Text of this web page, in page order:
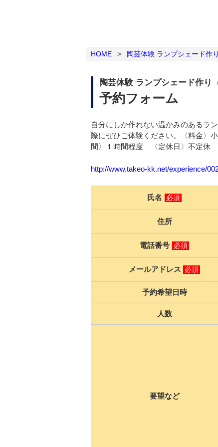
HOME > 陶芸体験 ランプシェード作
陶芸体験 ランプシェード作り
予約フォーム
自分にしか作れない温かみのあるラ
際にぜひご体験ください。〈料金〉
間〉１時間程度 〈定休日〉不定休
http://www.takeo-kk.net/experience/
氏名 必須
住所
電話番号 必須
メールアドレス 必須
予約希望日時
人数
要望など